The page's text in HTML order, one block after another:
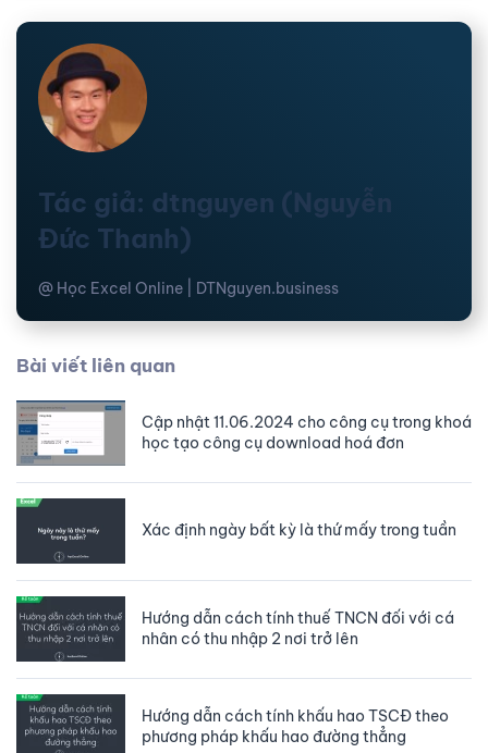
Tác giả: dtnguyen (Nguyễn
Đức Thanh)
@ Học Excel Online | DTNguyen.business
Bài viết liên quan
Cập nhật 11.06.2024 cho công cụ trong khoá
học tạo công cụ download hoá đơn
Xác định ngày bất kỳ là thứ mấy trong tuần
Hướng dẫn cách tính thuế TNCN đối với cá
nhân có thu nhập 2 nơi trở lên
Hướng dẫn cách tính khấu hao TSCĐ theo
phương pháp khấu hao đường thẳng